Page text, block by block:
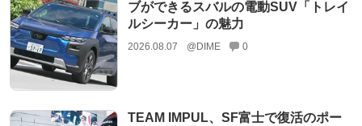
ブができるスバルの電動SUV「トレイ
ルシーカー」の魅力
2026.08.07 @DIME 0
TEAM IMPUL、SF富士で復活のポー